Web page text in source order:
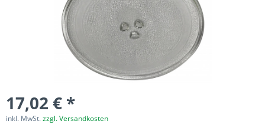
17,02 € *
inkl. MwSt.zzgl. Versandkosten